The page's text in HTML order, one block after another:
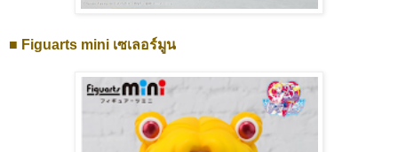
■ Figuarts mini เซเลอร์มูน